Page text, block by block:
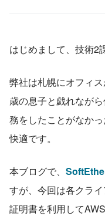
はじめまして、技術2
弊社は札幌にオフィ
歳の息子と戯れなが
務をしたことがなか
快適です。
本ブログで、
すが、今回は各クラ
証明書を利用して